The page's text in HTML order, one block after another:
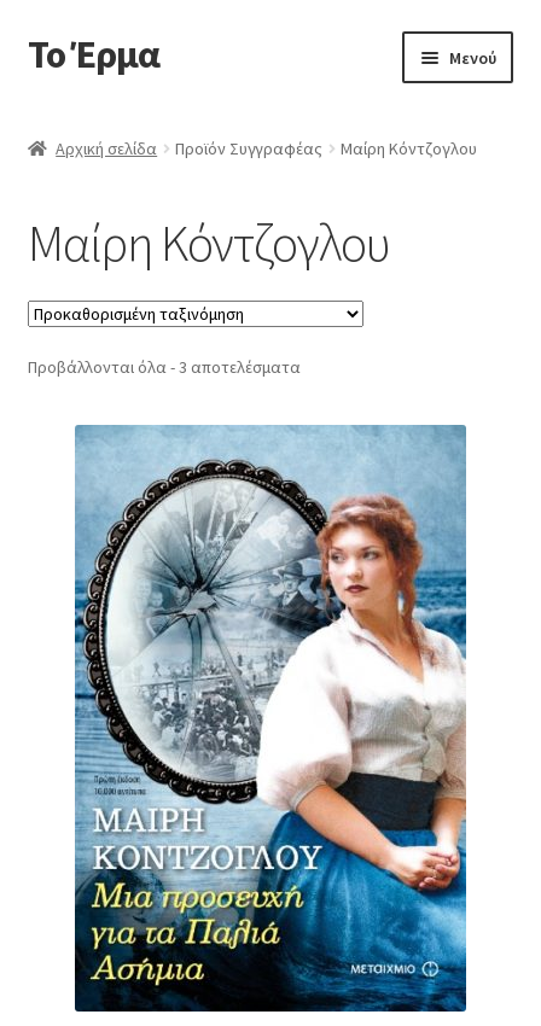
Απευθείας
μετάβαση
πλοήγηση
Μετάβαση
σε
Το Έρμα Μενού
Κατηγορίες Βιβλίων
Συχνές Ερωτήσεις
Επικοινωνία
Αρχική σελίδα Προϊόν Συγγραφέας Μαίρη Κόντζογλου
Μαίρη Κόντζογλου
Προβάλλονται όλα - 3 αποτελέσματα